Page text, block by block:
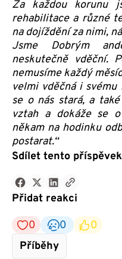
Za každou korunu
rehabilitace a různé
na dojíždění za nimi,
Jsme Dobrým
neskutečně vděční.
nemusíme každý
velmi vděčná i
se o nás stará, a
vztah a dokáže se
někam na hodinku
postarat.“
Sdílet tento příspěvek
Přidat reakci
0
0
0
Příběhy